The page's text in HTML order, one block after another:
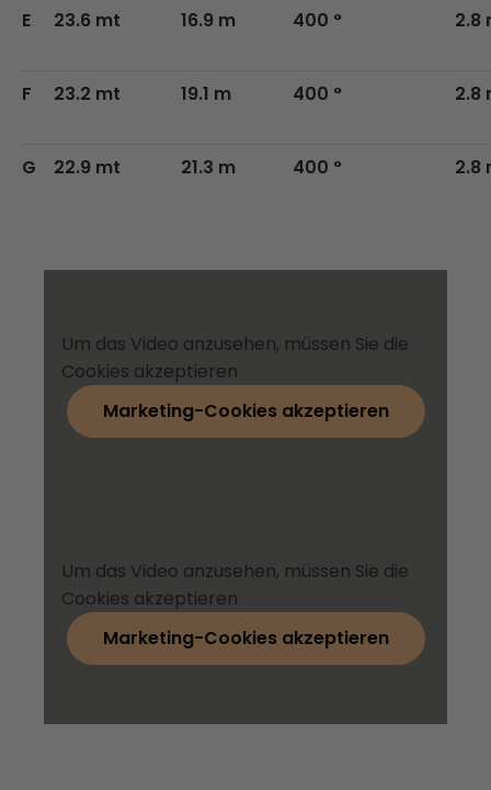
E 23.6 mt 16.9 m 400 ° 2.8
F 23.2 mt 19.1 m 400 ° 2.8
G 22.9 mt 21.3 m 400 ° 2.8
Um das Video anzusehen, müssen Sie die
Cookies akzeptieren
Marketing-Cookies akzeptieren
Um das Video anzusehen, müssen Sie die
Cookies akzeptieren
Marketing-Cookies akzeptieren